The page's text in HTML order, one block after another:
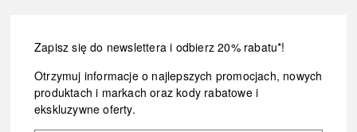
Zapisz się do newslettera i odbierz 20% rabatu*!
Otrzymuj informacje o najlepszych promocjach, nowych
produktach i markach oraz kody rabatowe i
ekskluzywne oferty.